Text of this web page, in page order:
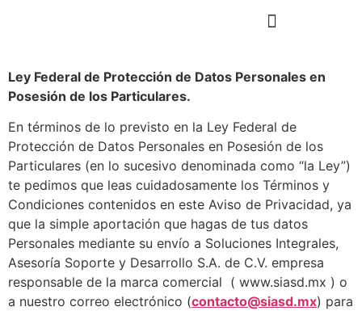
Ley Federal de Protección de Datos Personales en
Posesión de los Particulares.
En términos de lo previsto en la Ley Federal de
Protección de Datos Personales en Posesión de los
Particulares (en lo sucesivo denominada como “la Ley”)
te pedimos que leas cuidadosamente los Términos y
Condiciones contenidos en este Aviso de Privacidad, ya
que la simple aportación que hagas de tus datos
Personales mediante su envío a Soluciones Integrales,
Asesoría Soporte y Desarrollo S.A. de C.V. empresa
responsable de la marca comercial ( www.siasd.mx ) o
a nuestro correo electrónico (contacto@siasd.mx) para